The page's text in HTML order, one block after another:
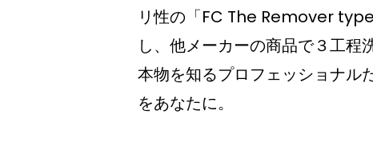
リ性の「FC The Remover
し、他メーカーの商品で３工程
本物を知るプロフェッショナル
をあなたに。